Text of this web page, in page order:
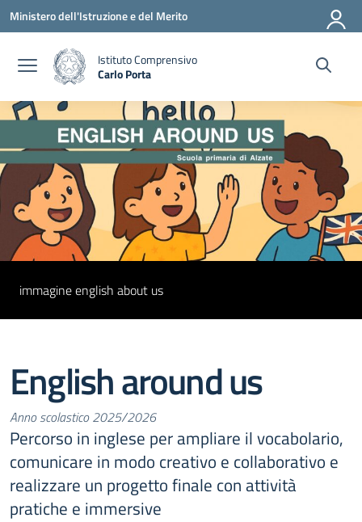
Vai ai contenuti
Vai al menu di navigazione
Vai al footer
Ministero dell'Istruzione e del Merito
Istituto Comprensivo
Carlo Porta
immagine english about us
English around us
Anno scolastico 2025/2026
Percorso in inglese per ampliare il vocabolario,
comunicare in modo creativo e collaborativo e
realizzare un progetto finale con attività
pratiche e immersive